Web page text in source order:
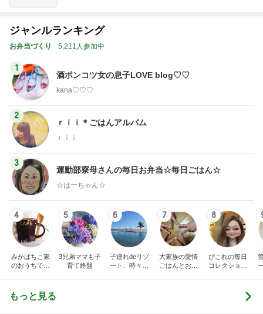
ジャンルランキング
お弁当づくり 5,211人参加中
1
酒ポンコツ女の息子LOVE blog♡♡
kana♡♡♡
2
ｒｉｉ＊ごはんアルバム
ｒｉｉ
3
運動部寮母さんの毎日お弁当☆毎日ごはん☆
☆はーちゃん☆
4
みかぱちこ家
のおうちでご
5
3兄弟ママも子
育て終盤
6
子連れdeリゾ
ート、時々キ
7
大家族の愛情
ごはんとお弁
8
ぴこれの毎日
コレクション
もっと見る